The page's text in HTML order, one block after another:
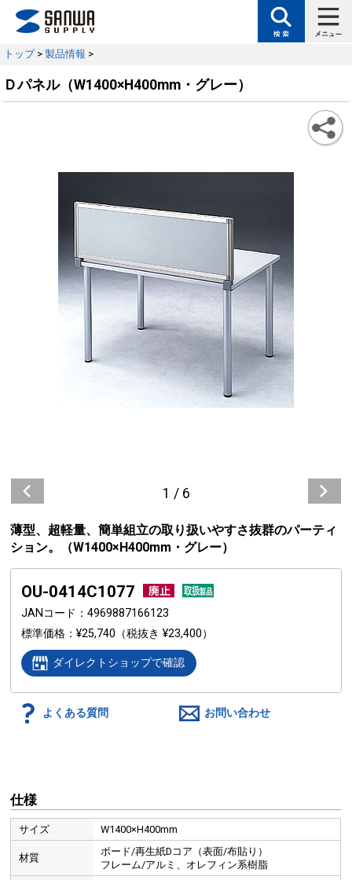
トップ> 製品情報 >
Ｄパネル（W1400×H400mm・グレー）
1 / 6
薄型、超軽量、簡単組立の取り扱いやすさ抜群のパーティ
ション。（W1400×H400mm・グレー）
OU-0414C1077
JANコード
4969887166123
標準価格
¥25,740 （税抜き ¥23,400）
ダイレクトショップで確認
よくある質問 お問い合わせ
仕様
サイズ W1400×H400mm
材質
ボード/再生紙Dコア（表面/布貼り）
フレーム/アルミ、オレフィン系樹脂